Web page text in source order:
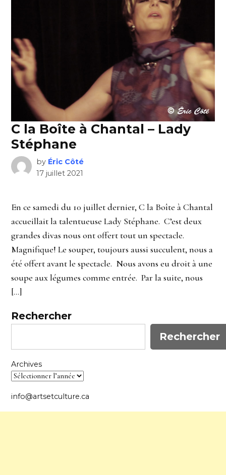
C la Boîte à Chantal – Lady
Stéphane
by Éric Côté
17 juillet 2021
En ce samedi du 10 juillet dernier, C la Boîte à Chantal
accueillait la talentueuse Lady Stéphane. C’est deux
grandes divas nous ont offert tout un spectacle.
Magnifique! Le souper, toujours aussi succulent, nous a
été offert avant le spectacle. Nous avons eu droit à une
soupe aux légumes comme entrée. Par la suite, nous
[…]
Rechercher
Rechercher
Archives
info@artsetculture.ca